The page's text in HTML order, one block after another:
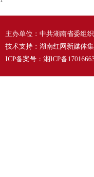
主办单位：中共湖南省委组
技术支持：湖南红网新媒体集
ICP备案号： 湘ICP备